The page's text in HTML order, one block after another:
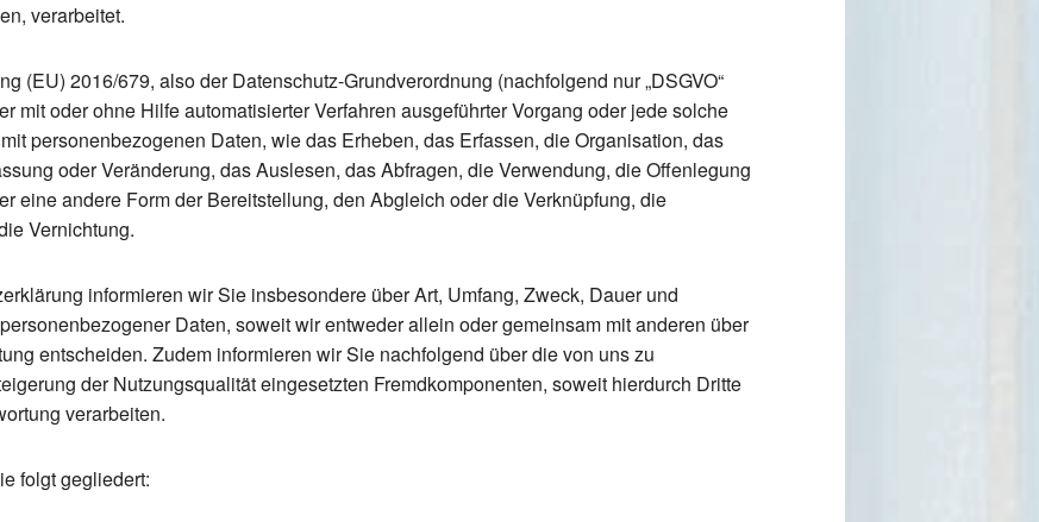
verarbeitet.
(EU) 2016/679, also der Datenschutz-Grundverordnung (nachfolgend nur „DSGVO“
mit oder ohne Hilfe automatisierter Verfahren ausgeführter Vorgang oder jede solche
personenbezogenen Daten, wie das Erheben, das Erfassen, die Organisation, das
oder Veränderung, das Auslesen, das Abfragen, die Verwendung, die Offenlegung
eine andere Form der Bereitstellung, den Abgleich oder die Verknüpfung, die
Vernichtung.
informieren wir Sie insbesondere über Art, Umfang, Zweck, Dauer und
Daten, soweit wir entweder allein oder gemeinsam mit anderen über
entscheiden. Zudem informieren wir Sie nachfolgend über die von uns zu
der Nutzungsqualität eingesetzten Fremdkomponenten, soweit hierdurch Dritte
verarbeiten.
folgt gegliedert: